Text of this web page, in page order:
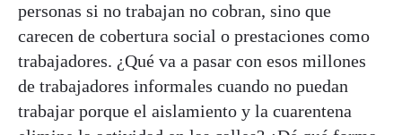
personas si no trabajan no cobran, sino que
carecen de cobertura social o prestaciones como
trabajadores. ¿Qué va a pasar con esos millones
de trabajadores informales cuando no puedan
trabajar porque el aislamiento y la cuarentena